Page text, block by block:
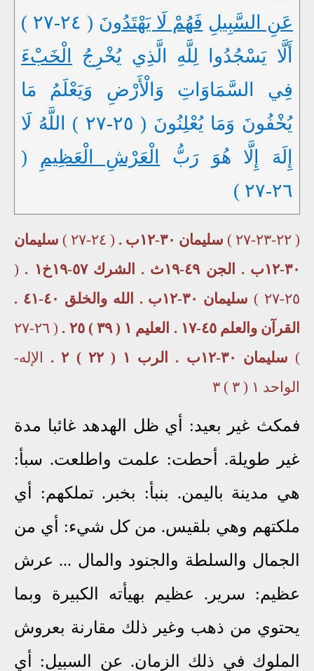
عَنِ السَّبِيلِ فَهُمْ لَا يَهْتَدُونَ
( ٢٤-٢٧ )
أَلَّا يَسْجُدُوا لِلَّهِ الَّذِي يُخْرِجُ
الْخَبْءَ
فِي السَّمَاوَاتِ وَالْأَرْضِ وَيَعْلَمُ مَا
يُخْفُونَ وَمَا يُعْلِنُونَ ( ٢٥-٢٧ ) اللَّهُ لَا
إِلَهَ إِلَّا هُوَ رَبُّ
الْعَرْشِ الْعَظِيمِ (
٢٦-٢٧ )
( ٢٢-٢٣-٢٧ ) سليمان ٣٠-١٢ب . ( ٢٤-٢٧ )
سليمان
٣٠-١٢ب .
الجن ٤٩-١٩ث . الشرك ٥٧-١٩خ١ .
(
٢٥-٢٧ )
سليمان ٣٠-١٢ب .
الله والخلق ٤٠-٤١ .
القرآن والعلم ٤٥-١٧ . العليم ١ ( ٣٩ ) ٢٥ .
( ٢٦-٢٧
) سليمان ٣٠-١٢ب . الرب ١ ( ٢٢ ) ٢ .
الإله-
الواحد ١ ( ٣ ) ٣
فمكث غير بعيد: أي ظل الهدهد غائبا مدة
غير طويلة. أحطت: علمت واطلعت. سبأ:
هي مدينة باليمن. بنبأ: بخبر. تملكهم: أي
ملكتهم وهي بلقيس. من كل شيء: أي من
الجمال والسلطة والجنود والمال ... عرش
عظيم: سرير. عظيم بهيأته الكبيرة وبما
يحتوي من ذهب وغير ذلك مقارنة بعروش
الملوك في ذلك الزمان. عن السبيل: أي